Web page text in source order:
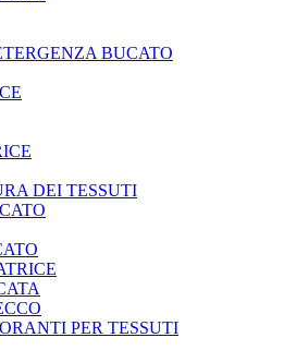
BUCATO
DEI TESSUTI
PER TESSUTI